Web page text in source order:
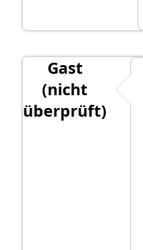
Gast
(nicht
überprüft)